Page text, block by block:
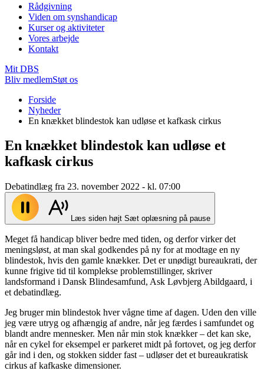
Rådgivning
Viden om synshandicap
Kurser og aktiviteter
Vores arbejde
Kontakt
Mit DBS
Bliv medlemStøt os
Forside
Nyheder
En knækket blindestok kan udløse et kafkask cirkus
En knækket blindestok kan udløse et
kafkask cirkus
Debatindlæg fra 23. november 2022 - kl. 07:00
Læs siden højt Sæt oplæsning på pause
Meget få handicap bliver bedre med tiden, og derfor virker det
meningsløst, at man skal godkendes på ny for at modtage en ny
blindestok, hvis den gamle knækker. Det er unødigt bureaukrati, der
kunne frigive tid til komplekse problemstillinger, skriver
landsformand i Dansk Blindesamfund, Ask Løvbjerg Abildgaard, i
et debatindlæg.
Jeg bruger min blindestok hver vågne time af dagen. Uden den ville
jeg være utryg og afhængig af andre, når jeg færdes i samfundet og
blandt andre mennesker. Men når min stok knækker – det kan ske,
når en cykel for eksempel er parkeret midt på fortovet, og jeg derfor
går ind i den, og stokken sidder fast – udløser det et bureaukratisk
cirkus af kafkaske dimensioner.